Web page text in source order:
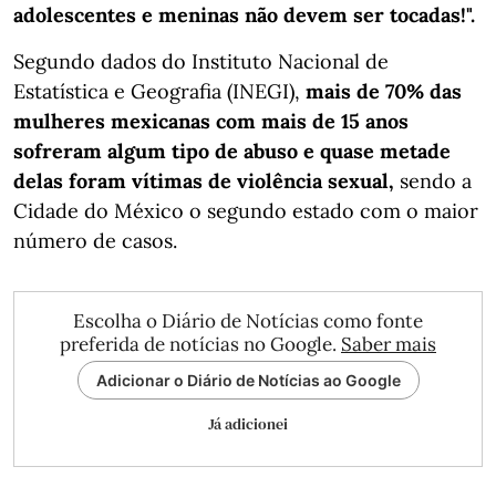
adolescentes e meninas não devem ser tocadas!".
Segundo dados do Instituto Nacional de
Estatística e Geografia (INEGI), mais de 70% das
mulheres mexicanas com mais de 15 anos
sofreram algum tipo de abuso e quase metade
delas foram vítimas de violência sexual, sendo a
Cidade do México o segundo estado com o maior
número de casos.
Escolha o Diário de Notícias como fonte
preferida de notícias no Google. Saber mais
Adicionar o Diário de Notícias ao Google
Já adicionei